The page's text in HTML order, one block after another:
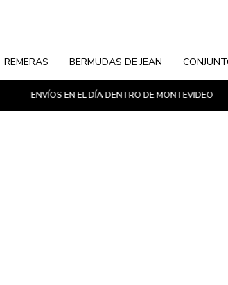
REMERAS BERMUDAS DE JEAN
ENVÍOS EN EL DÍA DENTRO DE MONTEVIDEO